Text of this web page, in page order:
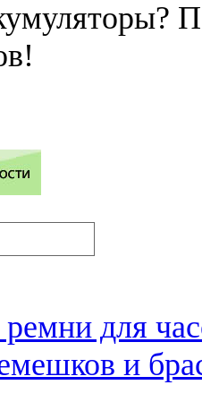
для
и